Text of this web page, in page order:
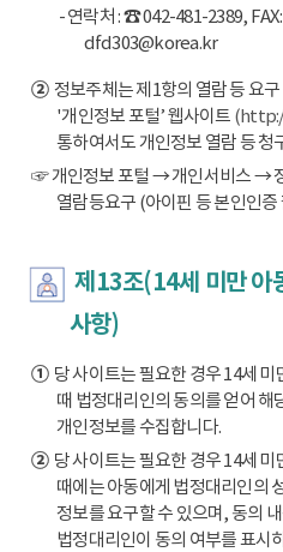
- 연락처 : ☎ 042-481-2389,
dfd303@korea.kr
②정보주체는 제1항의 열람 등 요
'개인정보 포털’ 웹사이트
통하여서도 개인정보 열람 등 청
☞ 개인정보 포털 → 개인서비스 →
열람등요구 (아이핀 등 본인인증
제13조(14세 미만 아
사항)
①당 사이트는 필요한 경우 14세 미
때 법정대리인의 동의를 얻어 해
개인정보를 수집합니다.
②당 사이트는 필요한 경우 14세 미
때에는 아동에게 법정대리인의
정보를 요구할 수 있으며, 동의
법정대리인이 동의 여부를 표시